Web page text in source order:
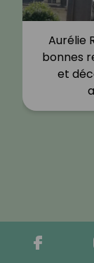
Aurélie
bonnes
et